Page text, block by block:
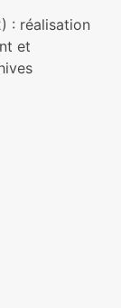
: réalisation
et